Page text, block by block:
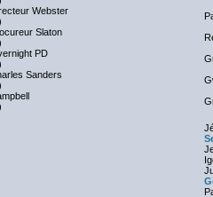
Webster
Slaton
PD
Sanders